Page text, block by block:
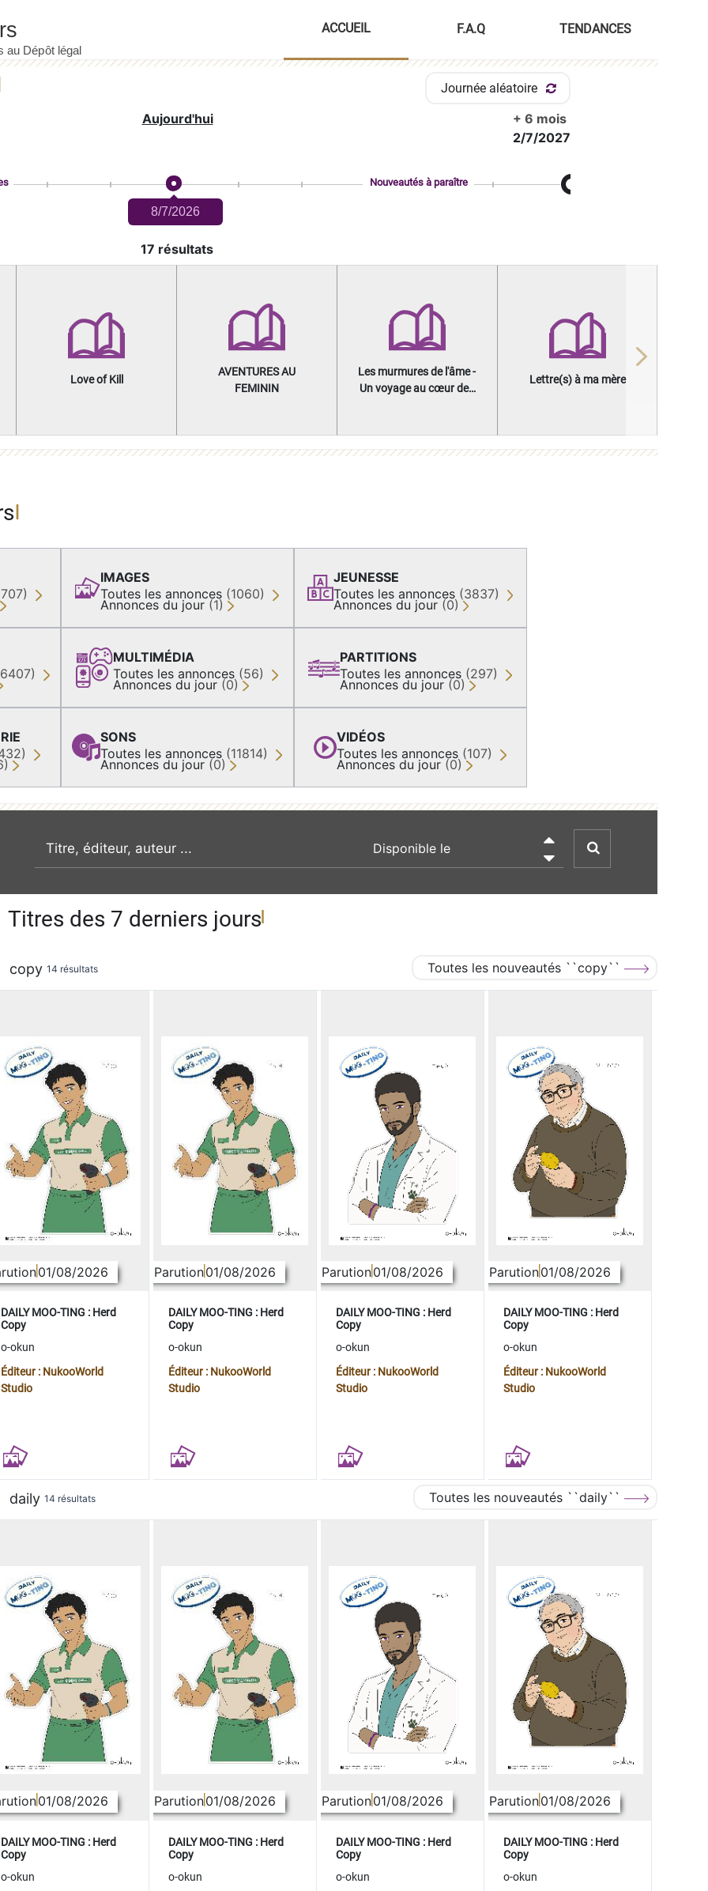
ACCUEIL F.A.Q TENDANCES
Journée aléatoire
Aujourd'hui
+ 6 mois
2/7/2027
8/7/2026
Nouveautés à paraître
17 résultats
Love of Kill
AVENTURES AU
FEMININ
Les murmures de l'âme -
Un voyage au cœur des
Lettre(s) à ma mère
Next
IMAGES
Toutes les annonces (1060)
Annonces du jour (1)
MULTIMÉDIA
Toutes les annonces (56)
Annonces du jour (0)
SONS
Toutes les annonces (11814)
Annonces du jour (0)
JEUNESSE
Toutes les annonces (3837)
Annonces du jour (0)
PARTITIONS
Toutes les annonces (297)
Annonces du jour (0)
VIDÉOS
Toutes les annonces (107)
Annonces du jour (0)
recherche par mot clé

Titres des 7 derniers jours
copy 14 résultats Toutes les nouveautés ``copy``
01/08/2026
DAILY MOO-TING : Herd
Copy
o-okun
Éditeur : NukooWorld
Studio
Parution01/08/2026
DAILY MOO-TING : Herd
Copy
o-okun
Éditeur : NukooWorld
Studio
Parution01/08/2026
DAILY MOO-TING : Herd
Copy
o-okun
Éditeur : NukooWorld
Studio
Parution01/08/2026
DAILY MOO-TING : Herd
Copy
o-okun
Éditeur : NukooWorld
Studio
daily 14 résultats Toutes les nouveautés ``daily``
01/08/2026
DAILY MOO-TING : Herd
Copy
o-okun
Parution01/08/2026
DAILY MOO-TING : Herd
Copy
o-okun
Parution01/08/2026
DAILY MOO-TING : Herd
Copy
o-okun
Parution01/08/2026
DAILY MOO-TING : Herd
Copy
o-okun